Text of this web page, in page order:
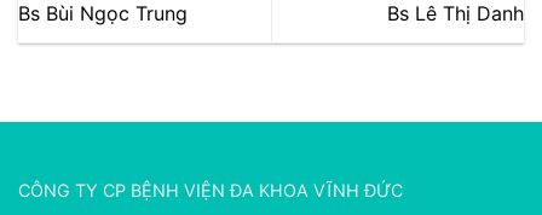
Bs Bùi Ngọc Trung Bs Lê Thị Danh
CÔNG TY CP BỆNH VIỆN ĐA KHOA VĨNH ĐỨC